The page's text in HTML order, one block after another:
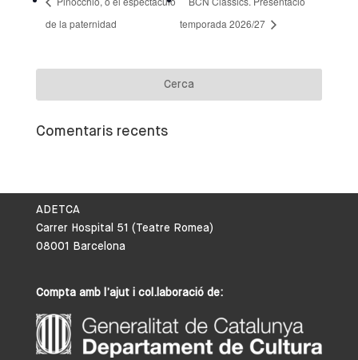
de la paternidad
temporada 2026/27
Comentaris recents
ADETCA
Carrer Hospital 51 (Teatre Romea)
08001 Barcelona
Compta amb l’ajut i col.laboració de: